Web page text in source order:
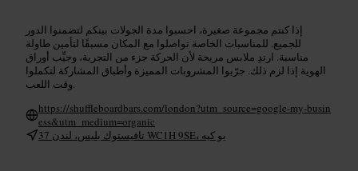
إذا كنتم مجموعة صغيرة، احسبوا مدة الجولات بينكم لتضمنوا الدور
للجميع. للمناسبات الخاصة تواصلوا مع المكان مسبقًا لتأمين طاولة
مناسبة. ارتدِ ملابس مريحة لأن الحركة جزء من التجربة، وجيِّب أوراق
الهوية إذا لزم ذلك. جرّبوا المشروبات المميزة وأطباق المشاركة لتكملوا
وقت اللعب.
https://shuffleboardbars.com/london?utm_source=google-my-busin
ess&utm_medium=organic
37 تافيستوك بليس، لندن WC1H 9SE، يو كيه